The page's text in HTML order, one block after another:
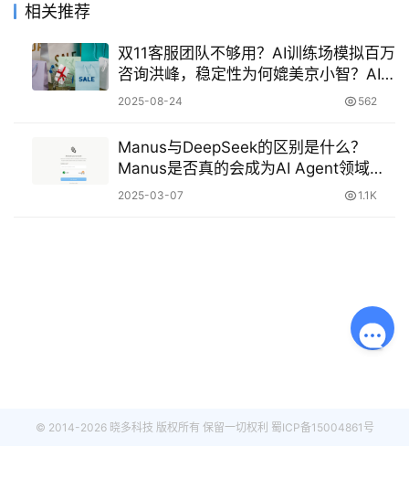
相关推荐
双11客服团队不够用？AI训练场模拟百万
咨询洪峰，稳定性为何媲美京小智？AI
训练场1天顶21天培训！双11咨询暴增也
2025-08-24 562
Manus与DeepSeek的区别是什么？
Manus是否真的会成为AI Agent领域的
标杆？区分Manus与DeepSeek！
2025-03-07 1.1K
© 2014-2026 晓多科技 版权所有 保留一切权利 蜀ICP备15004861号